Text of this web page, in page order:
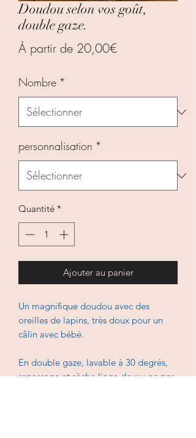
Doudou selon vos goût,
double gaze.
À partir de 20,00€Prix
Nombre *
personnalisation *
Quantité *
Ajouter au panier
Un magnifique doudou avec des
oreilles de lapins, très doux pour un
câlin avec bébé.
En double gaze, lavable à 30 degrés,
repassage et sèche-linge doux : ne pas